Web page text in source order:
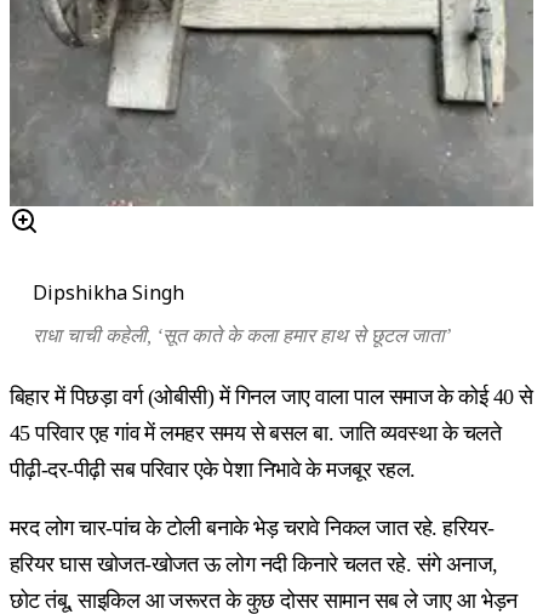
Dipshikha Singh
राधा चाची कहेली, ‘सूत काते के कला हमार हाथ से छूटल जाता’
बिहार में पिछड़ा वर्ग (ओबीसी) में गिनल जाए वाला पाल समाज के कोई 40 से
45 परिवार एह गांव में लमहर समय से बसल बा. जाति व्यवस्था के चलते
पीढ़ी-दर-पीढ़ी सब परिवार एके पेशा निभावे के मजबूर रहल.
मरद लोग चार-पांच के टोली बनाके भेड़ चरावे निकल जात रहे. हरियर-
हरियर घास खोजत-खोजत ऊ लोग नदी किनारे चलत रहे. संगे अनाज,
छोट तंबू, साइकिल आ जरूरत के कुछ दोसर सामान सब ले जाए आ भेड़न